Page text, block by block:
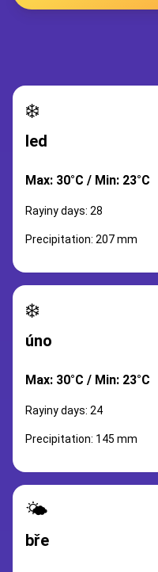
❄️
led
Max: 30°C / Min: 23°C
Rayiny days: 28
Precipitation: 207 mm
❄️
úno
Max: 30°C / Min: 23°C
Rayiny days: 24
Precipitation: 145 mm
🌤️
bře